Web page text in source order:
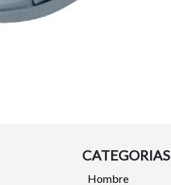
CATEGORIAS
Hombre